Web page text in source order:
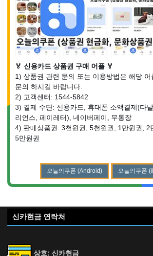
🏅 신용카드 상품권 구매 어플 🏅
1) 상품권 관련 문의 또는 이용방법은 해당 어
문의 하시길 바랍니다.
2) 고객센터: 1544-5842
3) 결제 수단: 신용카드, 휴대폰 소액결제(다
리언스, 페이레터), 네이버페이, 무통장
4) 판매상품권: 3천원권, 5천원권, 1만원권, 2
5만원권
오늘의쿠폰 (Android) 오늘의쿠폰
신카현금 연락처
상호: 신카현금